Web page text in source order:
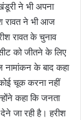
ने भी अपना
रावत ने भी आज
रावत के चुनाव
को जीतने के लिए
नामांकन के बाद कहा
चूक करना नहीं
कहा कि जनता
जा रही है। हरीश